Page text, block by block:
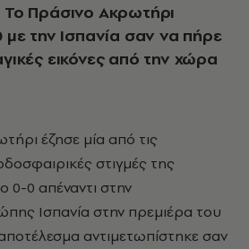
Πράσινο Ακρωτήρι
με την Ισπανία σαν να πήρε
εικόνες από την χώρα
έζησε μία από τις
στιγμές της
0-0 απέναντι στην
Ισπανία στην πρεμιέρα του
αντιμετωπίστηκε σαν